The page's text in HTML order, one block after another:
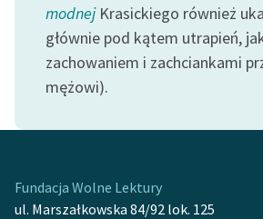
modnejKrasickiego również
głównie pod kątem utrapień,
zachowaniem i zachciankami
mężowi).
Fundacja Wolne Lektury
ul. Marszałkowska 84/92 lok. 125